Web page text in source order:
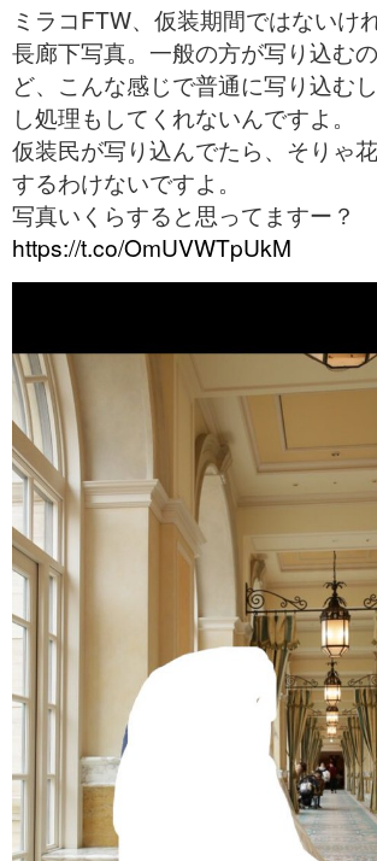
ミラコFTW、仮装期間ではないけ
長廊下写真。一般の方が写り込む
ど、こんな感じで普通に写り込む
し処理もしてくれないんですよ。
仮装民が写り込んでたら、そりゃ
するわけないですよ。
写真いくらすると思ってますー？
https://t.co/OmUVWTpUkM